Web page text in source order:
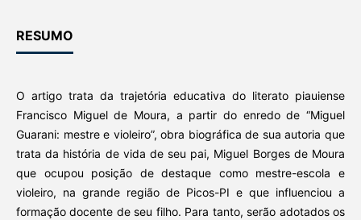
RESUMO
O artigo trata da trajetória educativa do literato piauiense
Francisco Miguel de Moura, a partir do enredo de “Miguel
Guarani: mestre e violeiro”, obra biográfica de sua autoria que
trata da história de vida de seu pai, Miguel Borges de Moura
que ocupou posição de destaque como mestre-escola e
violeiro, na grande região de Picos-PI e que influenciou a
formação docente de seu filho. Para tanto, serão adotados os